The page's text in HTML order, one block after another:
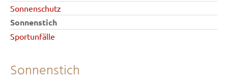
Sonnenschutz
Sonnenstich
Sportunfälle
Sonnenstich